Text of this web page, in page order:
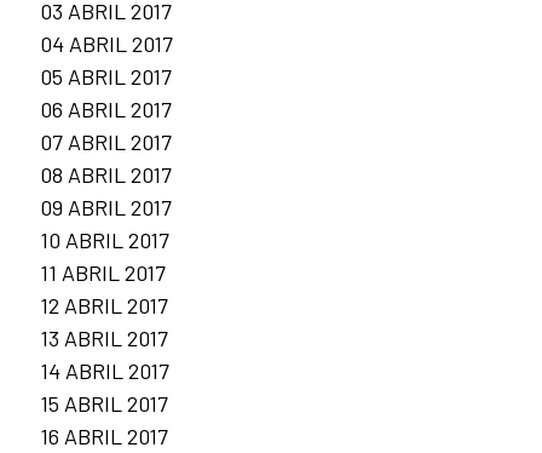
03 ABRIL 2017
04 ABRIL 2017
05 ABRIL 2017
06 ABRIL 2017
07 ABRIL 2017
08 ABRIL 2017
09 ABRIL 2017
10 ABRIL 2017
11 ABRIL 2017
12 ABRIL 2017
13 ABRIL 2017
14 ABRIL 2017
15 ABRIL 2017
16 ABRIL 2017